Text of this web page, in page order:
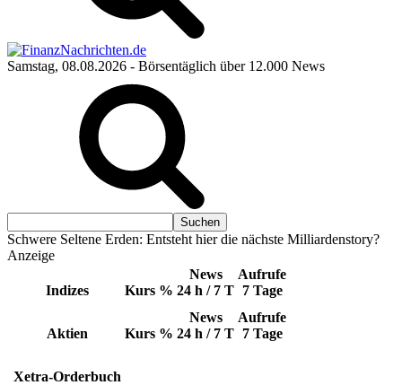
Samstag, 08.08.2026 - Börsentäglich über 12.000 News
Schwere Seltene Erden: Entsteht hier die nächste Milliardenstory?
Anzeige
Indizes Kurs %
News
24 h / 7 T
Aufrufe
7 Tage
Aktien Kurs %
News
24 h / 7 T
Aufrufe
7 Tage
Xetra-Orderbuch